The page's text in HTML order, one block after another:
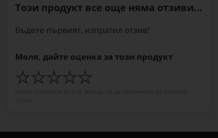
Този продукт все още няма отзиви...
Бъдете първият, изпратил отзив!
Моля, дайте оценка за този продукт